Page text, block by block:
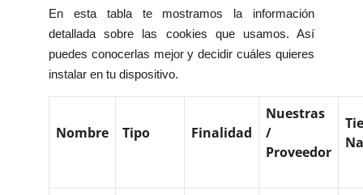
En esta tabla te mostramos la información
detallada sobre las cookies que usamos. Así
puedes conocerlas mejor y decidir cuáles quieres
instalar en tu dispositivo.
Nombre Tipo Finalidad
Nuestras
/
Proveedor